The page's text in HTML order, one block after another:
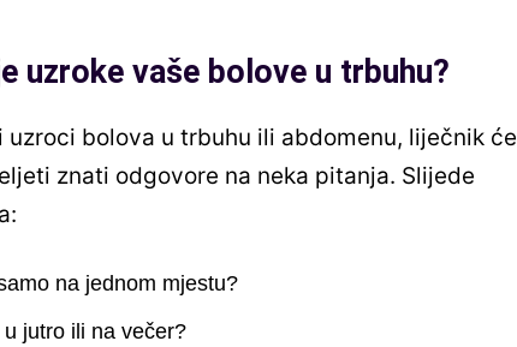
uzroke vaše bolove u trbuhu?
uzroci bolova u trbuhu ili abdomenu, liječnik će
znati odgovore na neka pitanja. Slijede
na jednom mjestu?
jutro ili na večer?